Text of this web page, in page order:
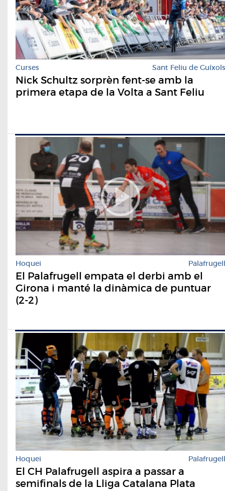
Curses Sant Feliu de Guíxols
Nick Schultz sorprèn fent-se amb la
primera etapa de la Volta a Sant Feliu
Hoquei Palafrugell
El Palafrugell empata el derbi amb el
Girona i manté la dinàmica de puntuar
(2-2)
Hoquei Palafrugell
El CH Palafrugell aspira a passar a
semifinals de la Lliga Catalana Plata